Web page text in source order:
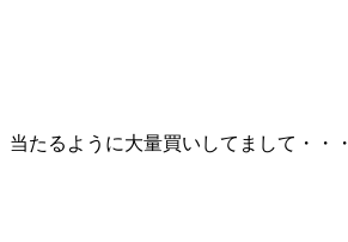
当たるように大量買いしてまして・・・